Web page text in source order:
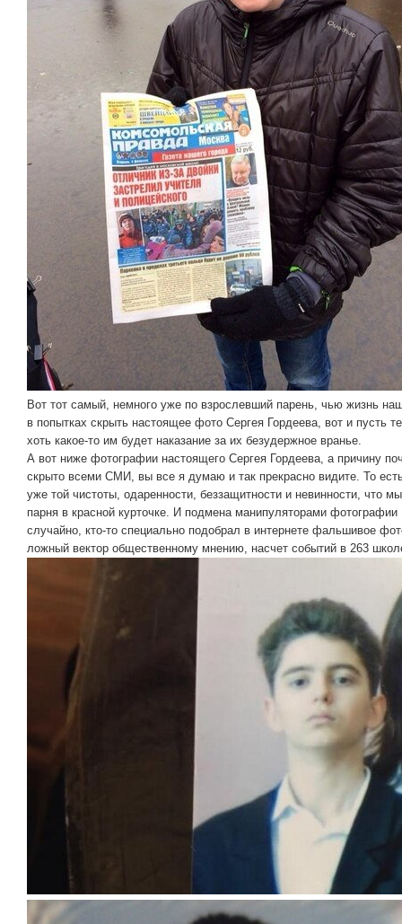
Вот тот самый, немного уже по взрослевший парень, чью жизнь
в попытках скрыть настоящее фото Сергея Гордеева, вот и пусть
хоть какое-то им будет наказание за их безудержное вранье.
А вот ниже фотографии настоящего Сергея Гордеева, а причину
скрыто всеми СМИ, вы все я думаю и так прекрасно видите. То
уже той чистоты, одаренности, беззащитности и невинности, что
парня в красной курточке. И подмена манипуляторами
случайно, кто-то специально подобрал в интернете фальшивое
ложный вектор общественному мнению, насчет событий в 263